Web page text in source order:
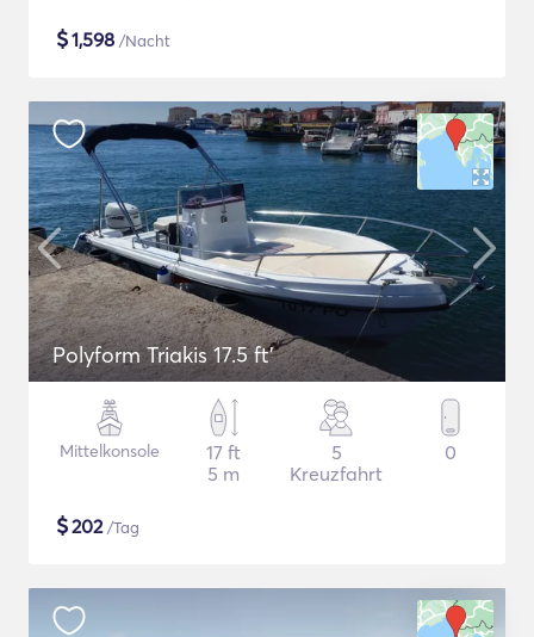
$1,598 /Nacht
Polyform Triakis 17.5 ft'
Mittelkonsole
17 ft
5 m
5
Kreuzfahrt
0
$202/Tag